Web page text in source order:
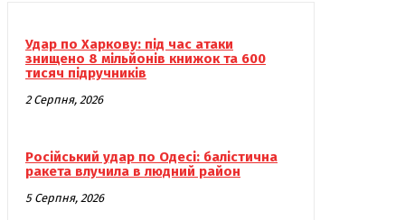
Удар по Харкову: під час атаки
знищено 8 мільйонів книжок та 600
тисяч підручників
2 Серпня, 2026
Російський удар по Одесі: балістична
ракета влучила в людний район
5 Серпня, 2026